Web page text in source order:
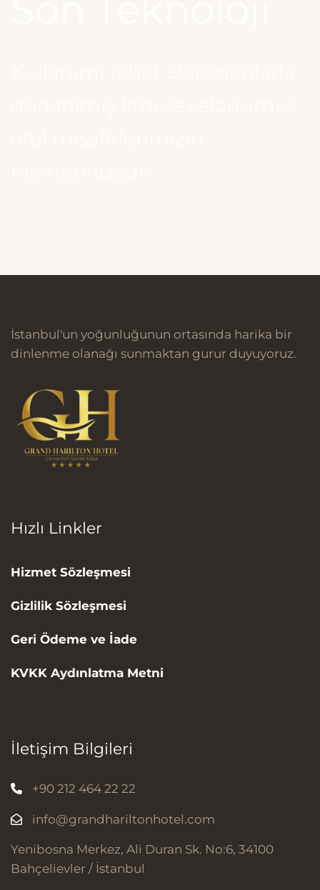
İstanbul'un yoğunluğunun ortasında harika bir
dinlenme olanağı sunmaktan gurur duyuyoruz.
Hızlı Linkler
Hizmet Sözleşmesi
Gizlilik Sözleşmesi
Geri Ödeme ve İade
KVKK Aydınlatma Metni
İletişim Bilgileri
+90 212 464 22 22
info@grandhariltonhotel.com
Yenibosna Merkez, Ali Duran Sk. No:6, 34100
Bahçelievler / İstanbul